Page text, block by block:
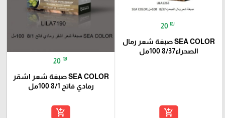
20 ₪
SEA COLOR صبغة شعر رمال
الصحراء8/37 100مل
add_shopping_cart
20 ₪
SEA COLOR صبغة شعر اشقر
رمادي فاتح 8/1 100مل
add_shopping_cart